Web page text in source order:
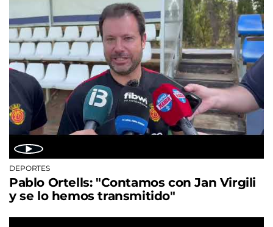
DEPORTES
Pablo Ortells: "Contamos con Jan Virgili
y se lo hemos transmitido"